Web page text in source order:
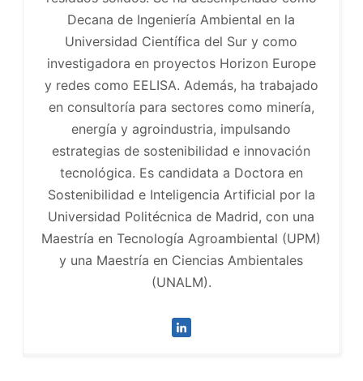
Decana de Ingeniería Ambiental en la
Universidad Científica del Sur y como
investigadora en proyectos Horizon Europe
y redes como EELISA. Además, ha trabajado
en consultoría para sectores como minería,
energía y agroindustria, impulsando
estrategias de sostenibilidad e innovación
tecnológica. Es candidata a Doctora en
Sostenibilidad e Inteligencia Artificial por la
Universidad Politécnica de Madrid, con una
Maestría en Tecnología Agroambiental (UPM)
y una Maestría en Ciencias Ambientales
(UNALM).